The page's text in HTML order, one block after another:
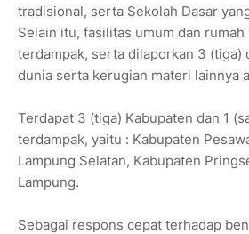
tradisional, serta Sekolah Dasar
Selain itu, fasilitas umum dan rumah
terdampak, serta dilaporkan 3 (tiga)
dunia serta kerugian materi lainnya
Terdapat 3 (tiga) Kabupaten dan 1
terdampak, yaitu : Kabupaten
Lampung Selatan, Kabupaten
Lampung.
Sebagai respons cepat terhadap